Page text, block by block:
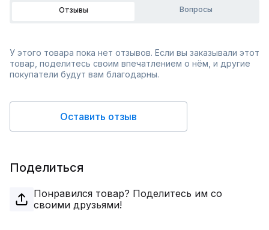
Отзывы Вопросы
У этого товара пока нет отзывов. Если вы заказывали этот
товар, поделитесь своим впечатлением о нём, и другие
покупатели будут вам благодарны.
Оставить отзыв
Поделиться
Понравился товар? Поделитесь им со
своими друзьями!